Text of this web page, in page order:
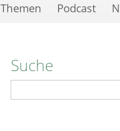
Themen Podcast
Suche